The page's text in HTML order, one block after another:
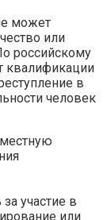
может
или
российскому
квалификации
в
человек
участие в
или